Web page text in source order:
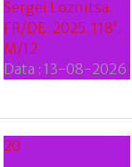
Sergei Loznitsa.
FR/DE: 2025. 118’.
M/12
Data : 13-08-2026
20